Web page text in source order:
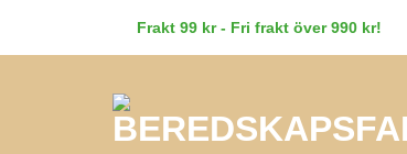
Frakt 99 kr - Fri frakt över 990 kr!